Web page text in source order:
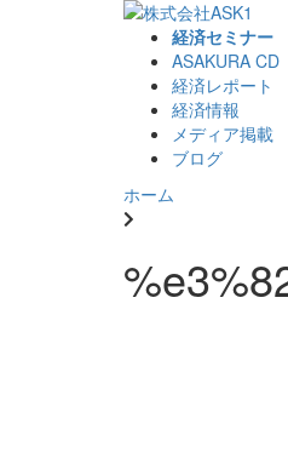
経済セミナー
ASAKURA CD
経済レポート
経済情報
メディア掲載
ブログ
ホーム